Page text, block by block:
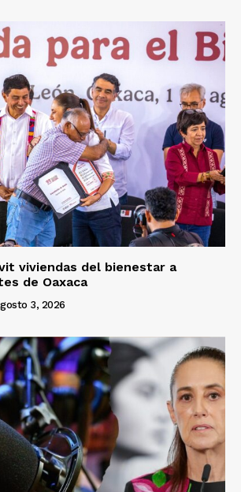
viviendas del bienestar a
de Oaxaca
3, 2026